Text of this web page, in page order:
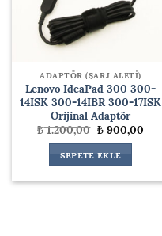
ADAPTÖR (ŞARJ ALETİ)
Lenovo IdeaPad 300 300-
14ISK 300-14IBR 300-17ISK
Orijinal Adaptör
₺1.200,00Orijinal
fiyat:
₺ 1.200,00.
₺900,00Şuandaki
SEPETE EKLE